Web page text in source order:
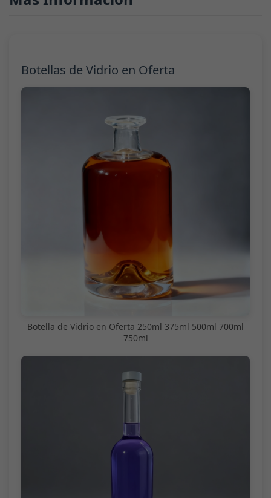
Botellas de Vidrio en Oferta
Botella de Vidrio en Oferta 250ml 375ml 500ml 700ml
750ml